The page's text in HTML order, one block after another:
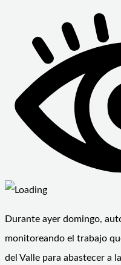
Durante ayer domingo,
monitoreando el trabajo
del Valle para abastecer a